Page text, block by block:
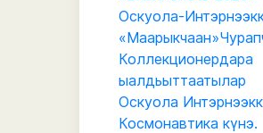
Оскуола-
Коллекционердара
ыалдьыттаатылар
Оскуола
Космонавтика күнэ.